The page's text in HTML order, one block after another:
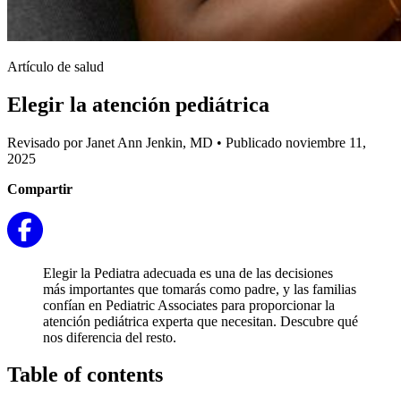
Artículo de salud
Elegir la atención pediátrica
Revisado por Janet Ann Jenkin, MD • Publicado noviembre 11,
2025
Compartir
Elegir la Pediatra adecuada es una de las decisiones
más importantes que tomarás como padre, y las familias
confían en Pediatric Associates para proporcionar la
atención pediátrica experta que necesitan. Descubre qué
nos diferencia del resto.
Table of contents